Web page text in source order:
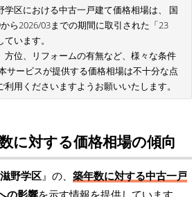
学区における中古一戸建て価格相場は、 国
ら2026/03までの期間に取引された「23
います。
方位、リフォームの有無など、様々な条件
サービスが提供する価格相場は不十分な点
用くださいますようお願いいたします。
に対する価格相場の傾向
滋野学区』の、 築年数に対する中古一戸